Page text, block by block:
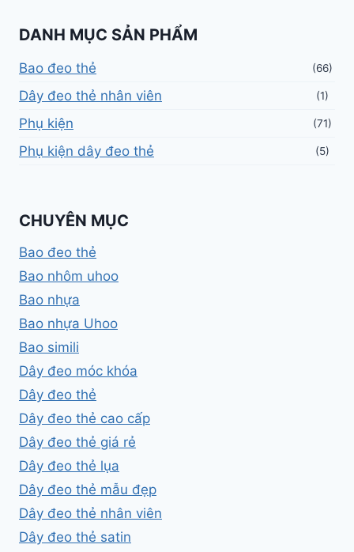
DANH MỤC SẢN PHẨM
Bao đeo thẻ (66)
Dây đeo thẻ nhân viên (1)
Phụ kiện (71)
Phụ kiện dây đeo thẻ (5)
CHUYÊN MỤC
Bao đeo thẻ
Bao nhôm uhoo
Bao nhựa
Bao nhựa Uhoo
Bao simili
Dây đeo móc khóa
Dây đeo thẻ
Dây đeo thẻ cao cấp
Dây đeo thẻ giá rẻ
Dây đeo thẻ lụa
Dây đeo thẻ mẫu đẹp
Dây đeo thẻ nhân viên
Dây đeo thẻ satin